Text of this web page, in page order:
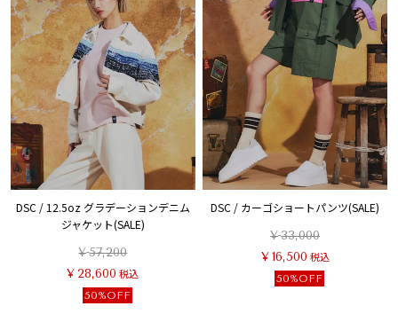
DSC / 12.5oz グラデーションデニム
ジャケット(SALE)
¥57,200
¥ 28,600 税込
50%OFF
DSC / カーゴショートパンツ(SALE)
¥33,000
¥ 16,500 税込
50%OFF